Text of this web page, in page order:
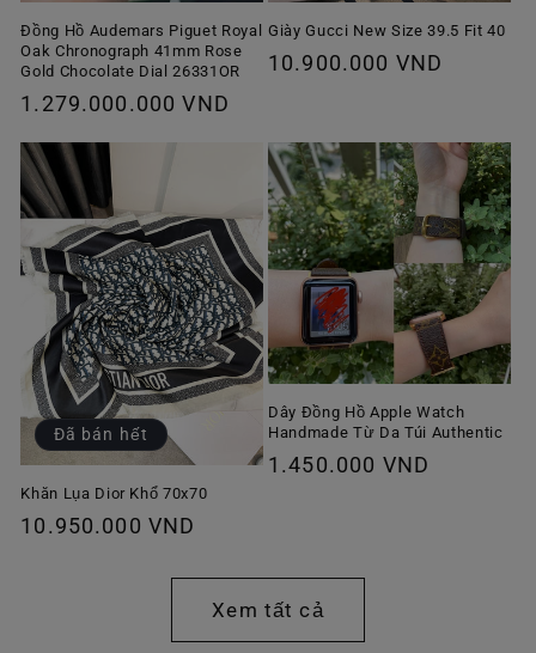
Đồng Hồ Audemars Piguet Royal
Oak Chronograph 41mm Rose
Gold Chocolate Dial 26331OR
Giá
thường
1.279.000.000 VND
Giày Gucci New Size 39.5 Fit 40
Giá
10.900.000 VND
Đã bán hết
Khăn Lụa Dior Khổ 70x70
Giá
10.950.000 VND
Dây Đồng Hồ Apple Watch
Handmade Từ Da Túi Authentic
Giá
1.450.000 VND
Xem tất cả